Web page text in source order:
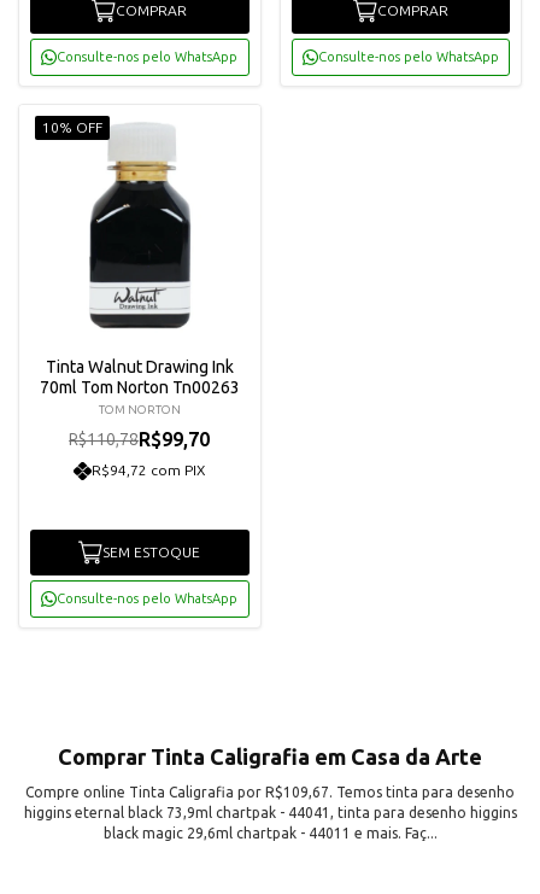
COMPRAR
Consulte-nos pelo WhatsApp
COMPRAR
Consulte-nos pelo WhatsApp
10% OFF
Tinta Walnut Drawing Ink
70ml Tom Norton Tn00263
TOM NORTON
R$110,78R$99,70
R$94,72 com PIX
SEM ESTOQUE
Consulte-nos pelo WhatsApp
Comprar Tinta Caligrafia em Casa da Arte
Compre online Tinta Caligrafia por R$109,67. Temos tinta para desenho
higgins eternal black 73,9ml chartpak - 44041, tinta para desenho higgins
black magic 29,6ml chartpak - 44011 e mais. Faç...